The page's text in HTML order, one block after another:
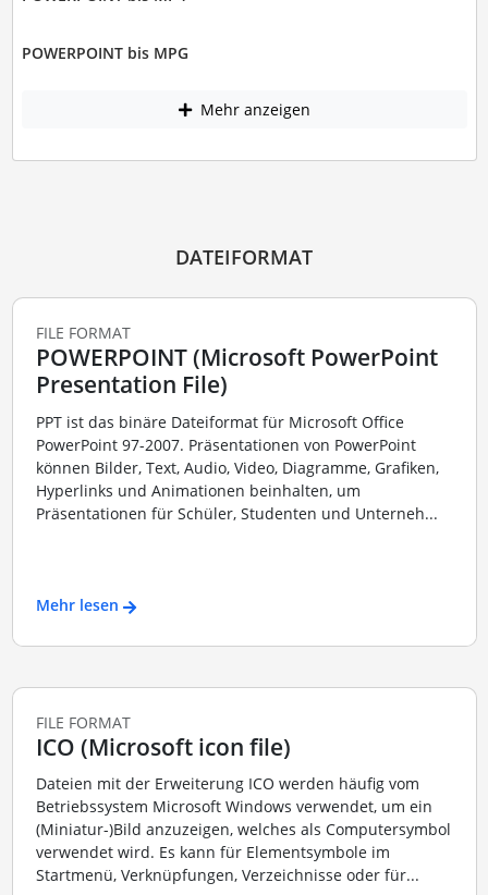
POWERPOINT bis MPG
Mehr anzeigen
DATEIFORMAT
FILE FORMAT
POWERPOINT (Microsoft PowerPoint
Presentation File)
PPT ist das binäre Dateiformat für Microsoft Office
PowerPoint 97-2007. Präsentationen von PowerPoint
können Bilder, Text, Audio, Video, Diagramme, Grafiken,
Hyperlinks und Animationen beinhalten, um
Präsentationen für Schüler, Studenten und Unterneh...
Mehr lesen
FILE FORMAT
ICO (Microsoft icon file)
Dateien mit der Erweiterung ICO werden häufig vom
Betriebssystem Microsoft Windows verwendet, um ein
(Miniatur-)Bild anzuzeigen, welches als Computersymbol
verwendet wird. Es kann für Elementsymbole im
Startmenü, Verknüpfungen, Verzeichnisse oder für...